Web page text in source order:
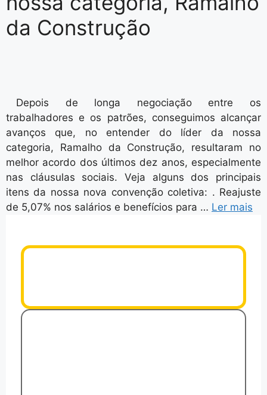
da Construção
Depois de longa negociação entre os
trabalhadores e os patrões, conseguimos alcançar
avanços que, no entender do líder da nossa
categoria, Ramalho da Construção, resultaram no
melhor acordo dos últimos dez anos, especialmente
nas cláusulas sociais. Veja alguns dos principais
itens da nossa nova convenção coletiva: . Reajuste
de 5,07% nos salários e benefícios para … Ler mais